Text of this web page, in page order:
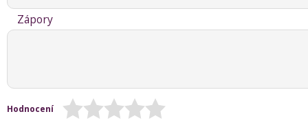
Zápory
Hodnocení